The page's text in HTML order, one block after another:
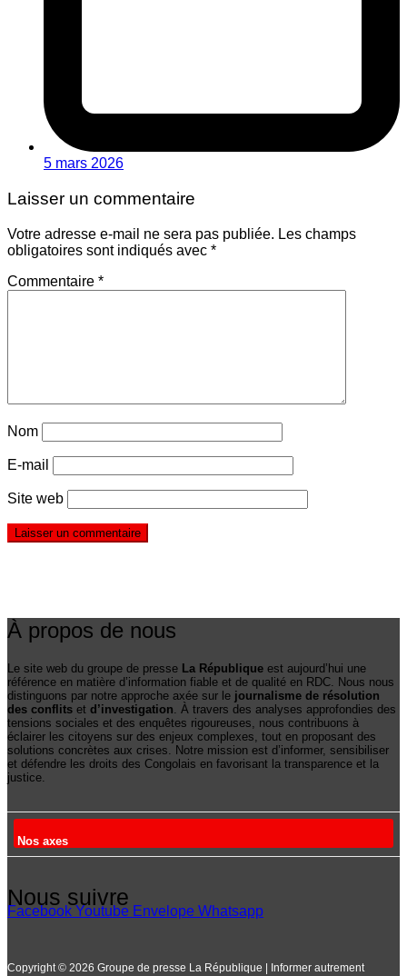
5 mars 2026
Laisser un commentaire
Votre adresse e-mail ne sera pas publiée. Les champs
obligatoires sont indiqués avec *
Commentaire *
Nom
E-mail
Site web
À propos de nous
Le site web du groupe de presse La République est aujourd’hui une
référence en matière d’information fiable et de qualité en RDC. Nous nous
distinguons par notre approche axée sur le journalisme de résolution
des conflits et d’investigation . À travers des analyses approfondies des
tensions sociales et des enquêtes rigoureuses, nous contribuons à
éclairer les citoyens sur des enjeux complexes, tout en proposant des
solutions concrètes aux crises. Notre mission est d’informer, sensibiliser
et défendre les droits des Congolais en favorisant la transparence et la
justice.
Nos axes
Nous suivre
Facebook Youtube Envelope Whatsapp
Copyright © 2026 Groupe de presse La République | Informer autrement